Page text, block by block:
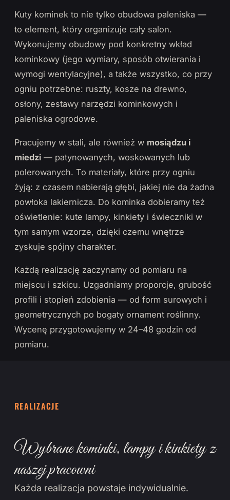
Kuty kominek to nie tylko obudowa paleniska —
to element, który organizuje cały salon.
Wykonujemy obudowy pod konkretny wkład
kominkowy (jego wymiary, sposób otwierania i
wymogi wentylacyjne), a także wszystko, co przy
ogniu potrzebne: ruszty, kosze na drewno,
osłony, zestawy narzędzi kominkowych i
paleniska ogrodowe.
Pracujemy w stali, ale również w mosiądzu i
miedzi — patynowanych, woskowanych lub
polerowanych. To materiały, które przy ogniu
żyją: z czasem nabierają głębi, jakiej nie da żadna
powłoka lakiernicza. Do kominka dobieramy też
oświetlenie: kute lampy, kinkiety i świeczniki w
tym samym wzorze, dzięki czemu wnętrze
zyskuje spójny charakter.
Każdą realizację zaczynamy od pomiaru na
miejscu i szkicu. Uzgadniamy proporcje, grubość
profili i stopień zdobienia — od form surowych i
geometrycznych po bogaty ornament roślinny.
Wycenę przygotowujemy w 24–48 godzin od
pomiaru.
REALIZACJE
Wybrane kominki, lampy i kinkiety z
naszej pracowni
Każda realizacja powstaje indywidualnie.